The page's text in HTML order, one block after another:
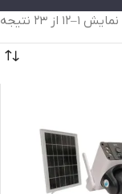
نمایش 1–12 از 23 نتیجه